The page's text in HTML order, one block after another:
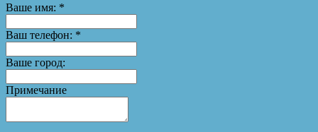
Ваше имя: *
Ваш телефон: *
Ваше город:
Примечание